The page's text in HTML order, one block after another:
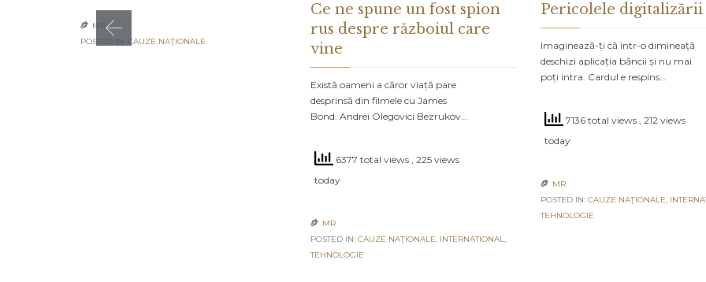
 MR
POSTED IN: CAUZE NAŢIONALE
Ce ne spune un fost spion
rus despre războiul care
vine
Există oameni a căror viață pare
desprinsă din filmele cu James
Bond. Andrei Olegovici Bezrukov…
6377 total views , 225 views
today
 MR
POSTED IN: CAUZE NAŢIONALE, INTERNATIONAL,
TEHNOLOGIE
Pericolele digitalizării
Imaginează-ți că într-o dimineață
deschizi aplicația băncii și nu mai
poți intra. Cardul e respins…
7136 total views , 212 views
today
 MR
POSTED IN: CAUZE NAŢIONALE,
TEHNOLOGIE